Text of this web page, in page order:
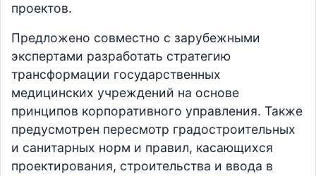
проектов.
Предложено совместно с зарубежными
экспертами разработать стратегию
трансформации государственных
медицинских учреждений на основе
принципов корпоративного управления. Также
предусмотрен пересмотр градостроительных
и санитарных норм и правил, касающихся
проектирования, строительства и ввода в